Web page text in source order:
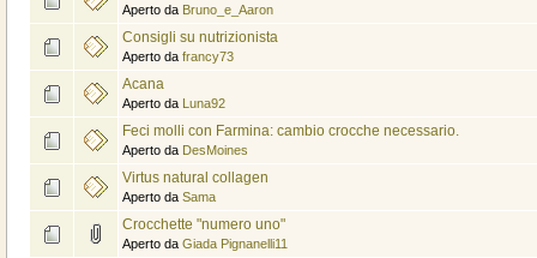
Aperto da Bruno_e_Aaron
Consigli su nutrizionista
Aperto da francy73
Acana
Aperto da Luna92
Feci molli con Farmina: cambio crocche necessario.
Aperto da DesMoines
Virtus natural collagen
Aperto da Sama
Crocchette "numero uno"
Aperto da Giada Pignanelli11